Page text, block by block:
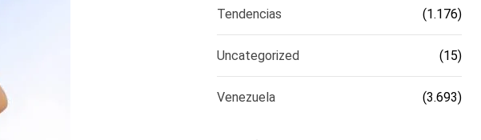
Tendencias (1.176)
Uncategorized (15)
Venezuela (3.693)